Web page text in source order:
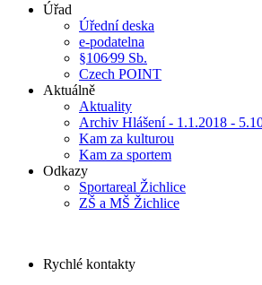
Úřad
Úřední deska
e-podatelna
§106⁄99 Sb.
Czech POINT
Aktuálně
Aktuality
Archiv Hlášení - 1.1.2018 -
Kam za kulturou
Kam za sportem
Odkazy
Sportareal Žichlice
ZŠ a MŠ Žichlice
Rychlé kontakty